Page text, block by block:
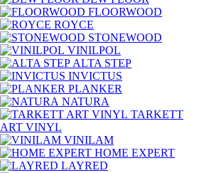
FLOORWOOD
ROYCE
STONEWOOD
VINILPOL
ALTA STEP
INVICTUS
PLANKER
NATURA
TARKETT
ART VINYL
VINILAM
HOME EXPERT
LAYRED